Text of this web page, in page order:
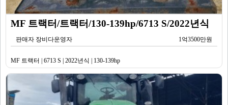
MF 트랙터/트랙터/130-139hp/6713 S/2022년식
판매자 장비다운영자 1억3500만원
MF 트랙터 | 6713 S | 2022년식 | 130-139hp